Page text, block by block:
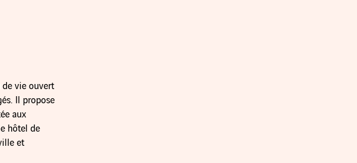
vie ouvert
Il propose
aux
hôtel de
et